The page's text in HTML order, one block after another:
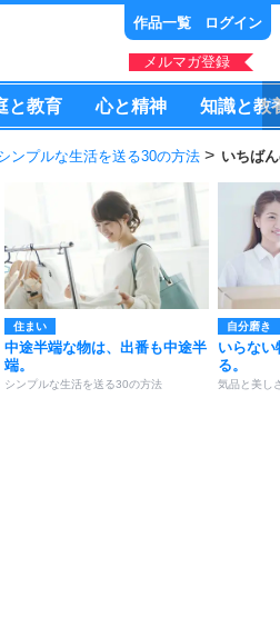
作品一覧 ログイン
メルマガ登録
と教育 心と精神 知識と教
ンプルな生活を送る30の方法 いちば
住まい
中途半端な物は、出番も中途半
端。
シンプルな生活を送る30の方法
自分磨き
いらない
る。
気品と美し